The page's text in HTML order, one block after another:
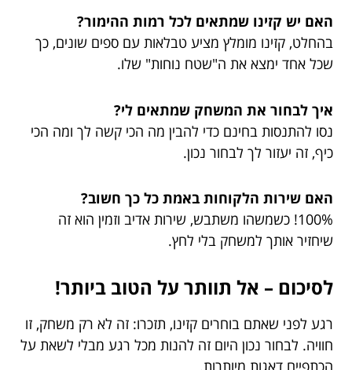
האם יש קזינו שמתאים לכל רמות ההימור?
בהחלט, קזינו מומלץ מציע טבלאות עם ספים שונים, כך
שכל אחד ימצא את ה"שטח נוחות" שלו.
איך לבחור את המשחק שמתאים לי?
נסו להתנסות בחינם כדי להבין מה הכי קשה לך ומה הכי
כיף, זה יעזור לך לבחור נכון.
האם שירות הלקוחות באמת כל כך חשוב?
100%! כשמשהו משתבש, שירות אדיב וזמין הוא זה
שיחזיר אותך למשחק בלי לחץ.
לסיכום – אל תוותר על הטוב ביותר!
רגע לפני שאתם בוחרים קזינו, תזכרו: זה לא רק משחק, זו
חוויה. לבחור נכון היום זה להנות מכל רגע מבלי לשאת על
הכתפיים דאגות מיותרות.